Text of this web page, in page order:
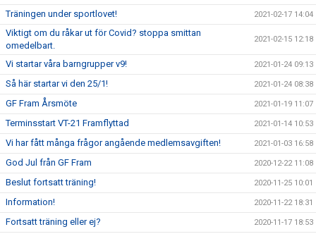
Träningen under sportlovet! 2021-02-17 14:04
Viktigt om du råkar ut för Covid? stoppa smittan
omedelbart.
2021-02-15 12:18
Vi startar våra barngrupper v9! 2021-01-24 09:13
Så här startar vi den 25/1! 2021-01-24 08:38
GF Fram Årsmöte 2021-01-19 11:07
Terminsstart VT-21 Framflyttad 2021-01-14 10:53
Vi har fått många frågor angående medlemsavgiften! 2021-01-03 16:58
God Jul från GF Fram 2020-12-22 11:08
Beslut fortsatt träning! 2020-11-25 10:01
Information! 2020-11-22 18:31
Fortsatt träning eller ej? 2020-11-17 18:53